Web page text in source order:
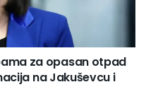
za opasan otpad
na Jakuševcu i